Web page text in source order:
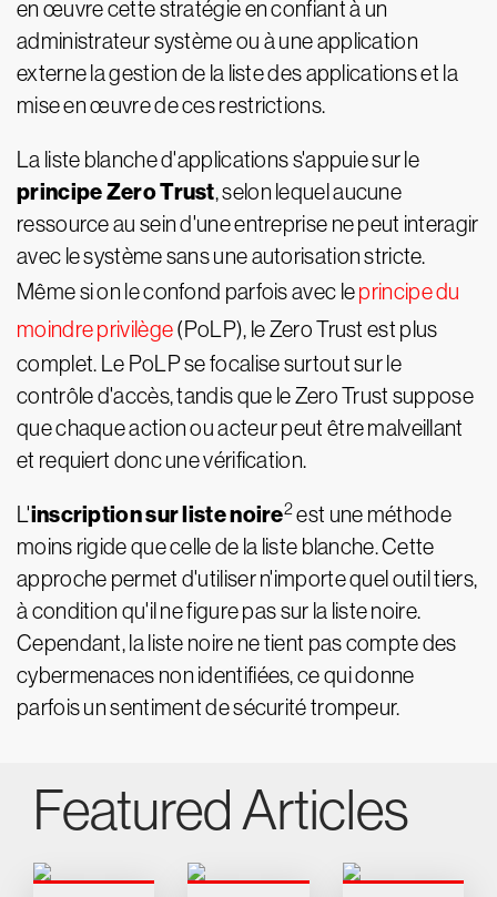
en œuvre cette stratégie en confiant à un
administrateur système ou à une application
externe la gestion de la liste des applications et la
mise en œuvre de ces restrictions.
La liste blanche d'applications s'appuie sur le
principe Zero Trust, selon lequel aucune
ressource au sein d'une entreprise ne peut interagir
avec le système sans une autorisation stricte.
Même si on le confond parfois avec leprincipe du
moindre privilège(PoLP), le Zero Trust est plus
complet. Le PoLP se focalise surtout sur le
contrôle d'accès, tandis que le Zero Trust suppose
que chaque action ou acteur peut être malveillant
et requiert donc une vérification.
L'inscription sur liste noire2est une méthode
moins rigide que celle de la liste blanche. Cette
approche permet d'utiliser n'importe quel outil tiers,
à condition qu'il ne figure pas sur la liste noire.
Cependant, la liste noire ne tient pas compte des
cybermenaces non identifiées, ce qui donne
parfois un sentiment de sécurité trompeur.
Featured Articles